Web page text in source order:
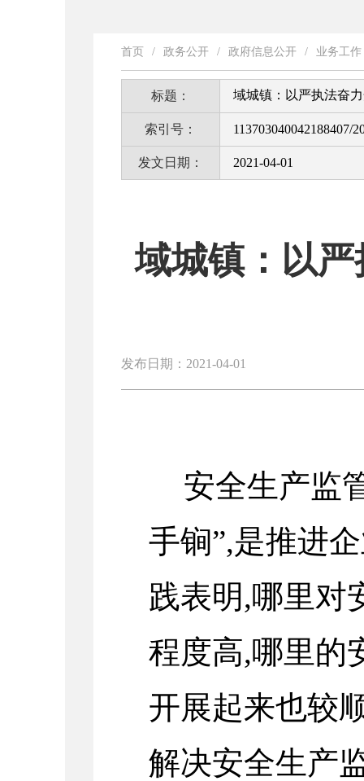
首页 / 政务公开 / 政府信息公开 / 业务工作
标题： 域城镇：以严执法奋
索引号： 113703040042188407/
发文日期： 2021-04-01
域城镇：以
发布日期：2021-04-01
安全生产监
手锏”,是推进
践表明,哪里对
程度高,哪里的
开展起来也较
解决安全生产